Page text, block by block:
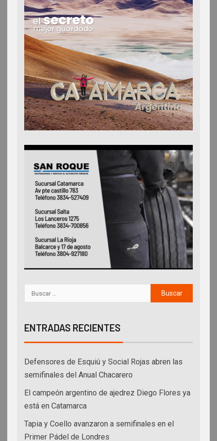
ENTRADAS RECIENTES
Defensores de Esquiú y Social Rojas abren las
semifinales del Anual Chacarero
El campeón argentino de ajedrez Diego Flores ya
está en Catamarca
Tapia y Coello avanzaron a semifinales en el
Primer Pádel de Londres